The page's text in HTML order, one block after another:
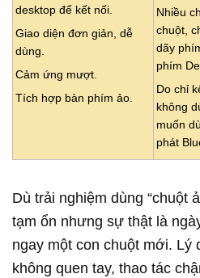
desktop để kết nối.
Giao diện đơn giản, dễ
dùng.
Cảm ứng mượt.
Tích hợp bàn phím ảo.
Nhiều
chuột,
dãy
phím
Do chỉ
không
muốn
phát
Dù trải nghiệm dùng “chuột
tạm ổn nhưng sự thật là
ngay một con chuột mới. Lý
không quen tay, thao tác